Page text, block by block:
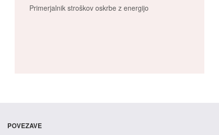
Primerjalnik stroškov oskrbe z energijo
POVEZAVE